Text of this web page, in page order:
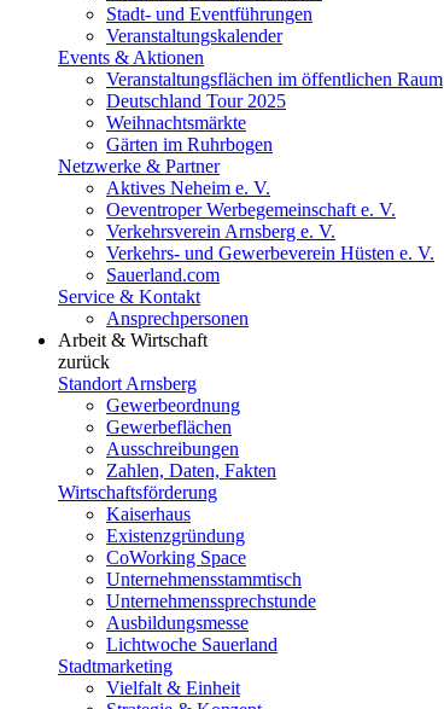
Stadt- und Eventführungen
Veranstaltungskalender
Events & Aktionen
Veranstaltungsflächen im öffentlichen Raum
Deutschland Tour 2025
Weihnachtsmärkte
Gärten im Ruhrbogen
Netzwerke & Partner
Aktives Neheim e. V.
Oeventroper Werbegemeinschaft e. V.
Verkehrsverein Arnsberg e. V.
Verkehrs- und Gewerbeverein Hüsten e. V.
Sauerland.com
Service & Kontakt
Ansprechpersonen
Arbeit & Wirtschaft
zurück
Standort Arnsberg
Gewerbeordnung
Gewerbeflächen
Ausschreibungen
Zahlen, Daten, Fakten
Wirtschaftsförderung
Kaiserhaus
Existenzgründung
CoWorking Space
Unternehmensstammtisch
Unternehmenssprechstunde
Ausbildungsmesse
Lichtwoche Sauerland
Stadtmarketing
Vielfalt & Einheit